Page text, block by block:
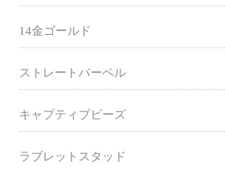
14金ゴールド
ストレートバーベル
キャプティブビーズ
ラブレットスタッド